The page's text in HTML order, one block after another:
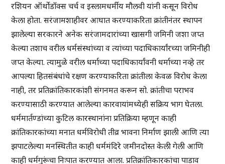
रशियन ऑर्थोडॉक्स चर्च व इस्लामधर्मीय मौलवी यांनी कसून विरोध
केला होता. सरंजामशाहीवर आघात करण्याकरिता क्रांतीनंतर स्थापन
झालेल्या सरकारने अनेक सरंजामदारांच्या खासगी जमिनी जशा जप्त
केल्या तशाच वरील धर्मसंस्थांच्या व त्यांच्या पदाधिकार्यांरच्या जमिनीही
जप्त केल्या. त्यामुळे वरील धर्माच्या पदाधिकार्यांवनी धर्माच्या नव्हे तर
आपल्या हितसंबंधांचे रक्षण करण्याकरिता क्रांतीला केवळ विरोध केला
नाही, तर प्रतिक्रांतिकारकांशी संगनमत करून सो. क्रांतीचा पराभव
करण्यासाठी करण्यात आलेल्या कारवायांमध्येही सक्रिय भाग घेतला.
धर्ममार्तण्डांच्या कुटिल कारस्थानांना प्रतिक्रिया म्हणून काही
क्रांतिकारकांच्या मनात धर्मविरोधी तीव्र भावना निर्माण झाली आणि त्या
झपाटलेल्या मनस्थितीत काही धर्ममंदिरे जमीनदोस्त केली गेली आणि
काही धर्मगुरूंचा निःपात करण्यात आला. प्रतिक्रांतिकारकांचा पाडाव